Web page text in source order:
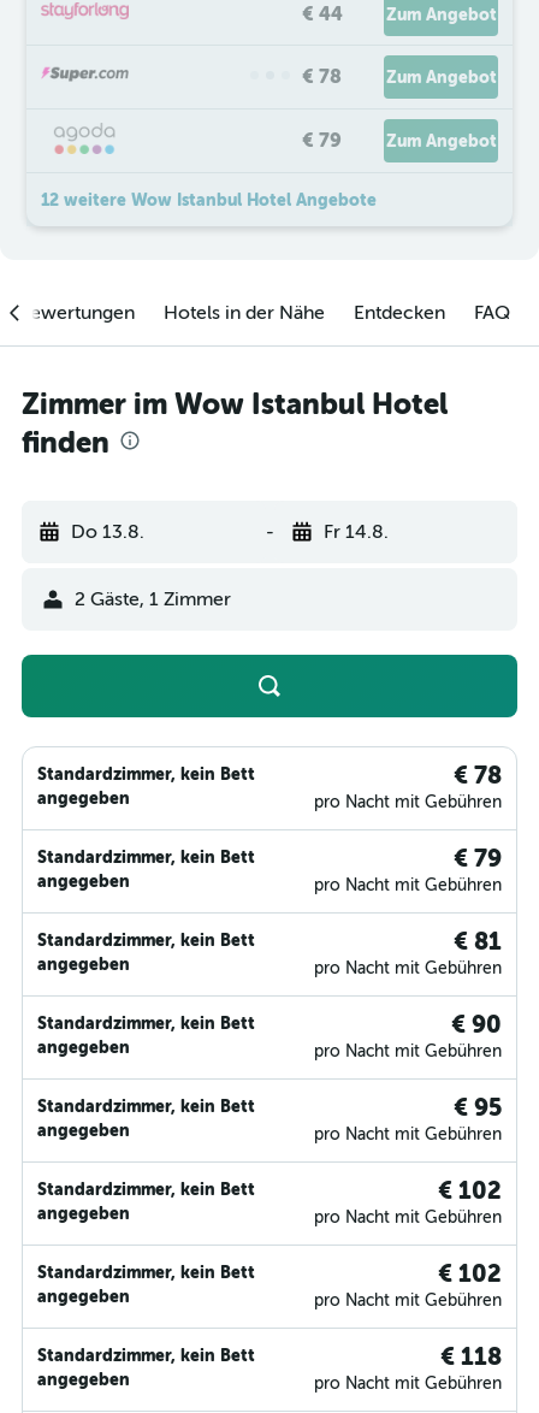
€ 44 Zum Angebot
€ 78 Zum Angebot
€ 79 Zum Angebot
12 weitere Wow Istanbul Hotel Angebote
Hotels in der Nähe Entdecken FAQ
Zimmer im Wow Istanbul Hotel
finden
Do 13.8. - Fr 14.8.
2 Gäste, 1 Zimmer
Standardzimmer, kein Bett
angegeben
€ 78
pro Nacht mit Gebühren
Standardzimmer, kein Bett
angegeben
€ 79
pro Nacht mit Gebühren
Standardzimmer, kein Bett
angegeben
€ 81
pro Nacht mit Gebühren
Standardzimmer, kein Bett
angegeben
€ 90
pro Nacht mit Gebühren
Standardzimmer, kein Bett
angegeben
€ 95
pro Nacht mit Gebühren
Standardzimmer, kein Bett
angegeben
€ 102
pro Nacht mit Gebühren
Standardzimmer, kein Bett
angegeben
€ 102
pro Nacht mit Gebühren
Standardzimmer, kein Bett
angegeben
€ 118
pro Nacht mit Gebühren